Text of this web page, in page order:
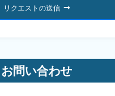
リクエストの送信
お問い合わせ